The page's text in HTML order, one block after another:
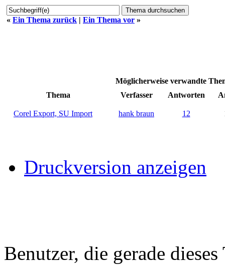
« Ein Thema zurück | Ein Thema vor »
Möglicherweise verwandte
Thema
Verfasser Antworten
Corel Export, SU Import hank braun 12
Druckversion anzeigen
Benutzer, die gerade